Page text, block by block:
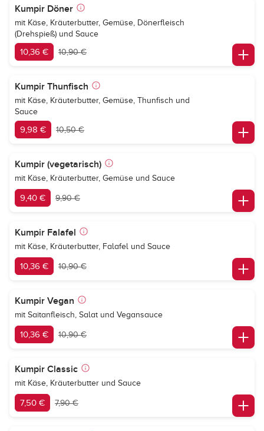
Kumpir Döner
mit Käse, Kräuterbutter, Gemüse, Dönerfleisch
(Drehspieß) und Sauce
10,36 € 10,90 €
Kumpir Thunfisch
mit Käse, Kräuterbutter, Gemüse, Thunfisch und
Sauce
9,98 € 10,50 €
Kumpir (vegetarisch)
mit Käse, Kräuterbutter, Gemüse und Sauce
9,40 € 9,90 €
Kumpir Falafel
mit Käse, Kräuterbutter, Falafel und Sauce
10,36 € 10,90 €
Kumpir Vegan
mit Saitanfleisch, Salat und Vegansauce
10,36 € 10,90 €
Kumpir Classic
mit Käse, Kräuterbutter und Sauce
7,50 € 7,90 €